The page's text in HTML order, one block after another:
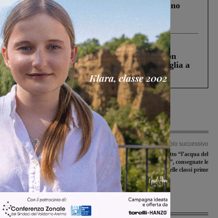
Un anno fa la strage in A1 in cui morirono
Gianni, Giulia e Franco. Lo schianto, il
processo, lo stop ai sorpassi fra tir....
Cronaca 3 Agosto 2026
Scomparso da una struttura di Castiglion
Fiorentino l’uomo che aveva ucciso la figlia a
Levane nel 2020
Articolo precedente
Sostegno del Consiglio comunale e
dell’Istituto Comprensivo di Bucine
alle donne iraniane e al diritto di
libertà
Articolo successivo
Ripartito il progetto “l’acqua del
sindaco nelle scuole”, consegnate le
borracce ai bambini delle classi prime
Ultime Notizie